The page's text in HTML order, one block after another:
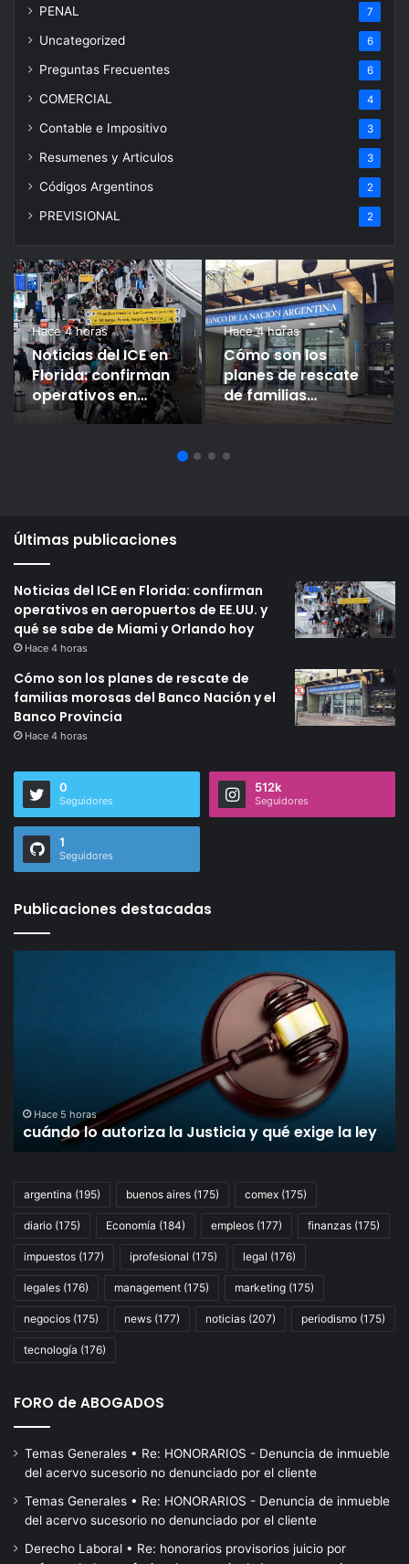
PENAL 7
Uncategorized 6
Preguntas Frecuentes 6
COMERCIAL 4
Contable e Impositivo 3
Resumenes y Articulos 3
Códigos Argentinos 2
PREVISIONAL 2
Hace 4 horas
Noticias del ICE en
Florida: confirman
operativos en
aeropuertos de
Hace 4 horas
Cómo son los
planes de rescate
de familias
morosas del Banco
Provincia
Últimas publicaciones
Noticias del ICE en Florida: confirman
operativos en aeropuertos de EE.UU. y
qué se sabe de Miami y Orlando hoy
Hace 4 horas
Cómo son los planes de rescate de
familias morosas del Banco Nación y el
Banco Provincia
Hace 4 horas
0
Seguidores
512k
Seguidores
1
Seguidores
Publicaciones destacadas
ley
Hace 5 horas
cuándo lo autoriza la Justicia y qué exige la ley
argentina (195) buenos aires (175) comex (175)
diario (175) Economía (184) empleos (177) finanzas (175)
impuestos (177) iprofesional (175) legal (176)
legales (176) management (175) marketing (175)
negocios (175) news (177) noticias (207) periodismo (175)
tecnología (176)
FORO de ABOGADOS
Temas Generales • Re: HONORARIOS - Denuncia de inmueble
del acervo sucesorio no denunciado por el cliente
Temas Generales • Re: HONORARIOS - Denuncia de inmueble
del acervo sucesorio no denunciado por el cliente
Derecho Laboral • Re: honorarios provisorios juicio por